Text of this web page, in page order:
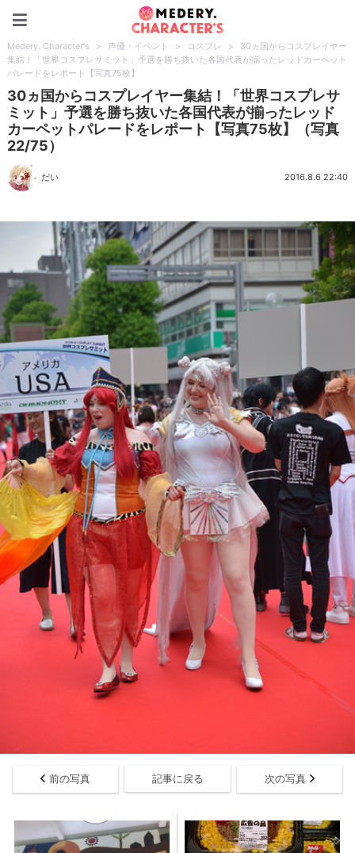
Medery. Character's > 声優・イベント > コスプレ >
30ヵ国からコスプレイヤー
集結！「世界コスプレサミット」予選を勝ち抜いた各国代表が揃ったレッドカーペット
パレードをレポート【写真75枚】
30ヵ国からコスプレイヤー集結！「世界コスプレサ
ミット」予選を勝ち抜いた各国代表が揃ったレッド
カーペットパレードをレポート【写真75枚】（写真
22/75）
だい 2016.8.6 22:40
前の写真 記事に戻る 次の写真